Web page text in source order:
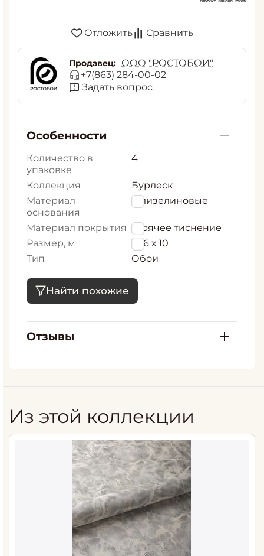
Отложить Сравнить
Продавец: ООО "РОСТОБОИ"
+7(863) 284-00-02
Задать вопрос
Особенности
Количество в
упаковке
4
Коллекция
Бурлеск
Материал
основания
Флизелиновые
Материал покрытия Горячее тиснение
Размер, м
1,06 х 10
Тип
Обои
Найти похожие
Отзывы
Из этой коллекции